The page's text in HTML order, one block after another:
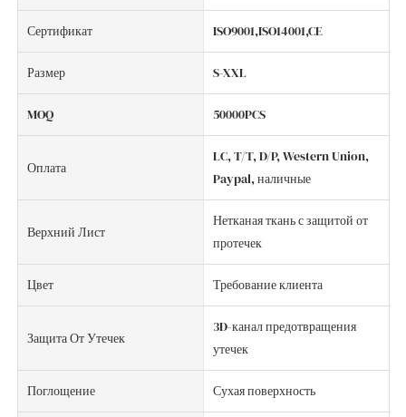
Сертификат ISO9001,ISO14001,CE
Размер S-XXL
MOQ 50000PCS
Оплата
LC, T/T, D/P, Western Union,
Paypal, наличные
Верхний Лист
Нетканая ткань с защитой от
протечек
Цвет Требование клиента
Защита От Утечек
3D-канал предотвращения
утечек
Поглощение Сухая поверхность